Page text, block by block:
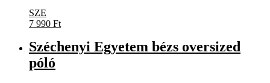
SZE
7 990 Ft
Széchenyi Egyetem bézs oversized
póló